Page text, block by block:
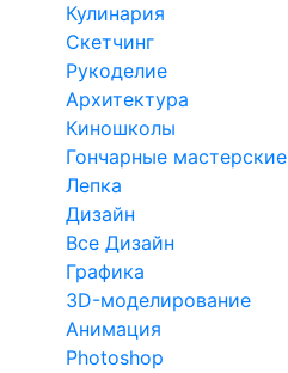
Кулинария
Скетчинг
Рукоделие
Архитектура
Киношколы
Гончарные мастерские
Лепка
Дизайн
Все Дизайн
Графика
3D-моделирование
Анимация
Photoshop